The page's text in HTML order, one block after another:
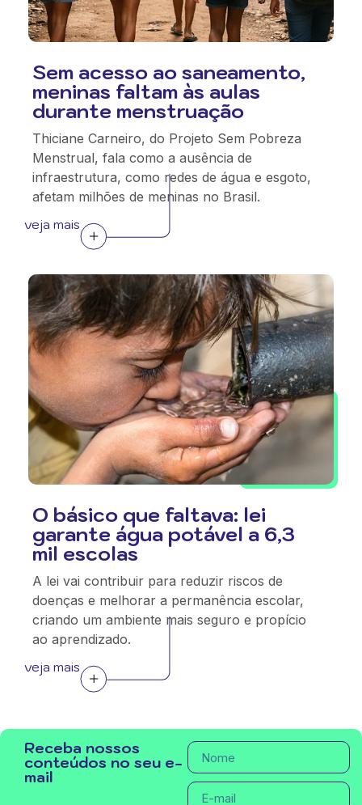
Sem acesso ao saneamento,
meninas faltam às aulas
durante menstruação
Thiciane Carneiro, do Projeto Sem Pobreza
Menstrual, fala como a ausência de
infraestrutura, como redes de água e esgoto,
afetam milhões de meninas no Brasil.
veja mais
O básico que faltava: lei
garante água potável a 6,3
mil escolas
A lei vai contribuir para reduzir riscos de
doenças e melhorar a permanência escolar,
criando um ambiente mais seguro e propício
ao aprendizado.
veja mais
Receba nossos
conteúdos no seu e-
mail